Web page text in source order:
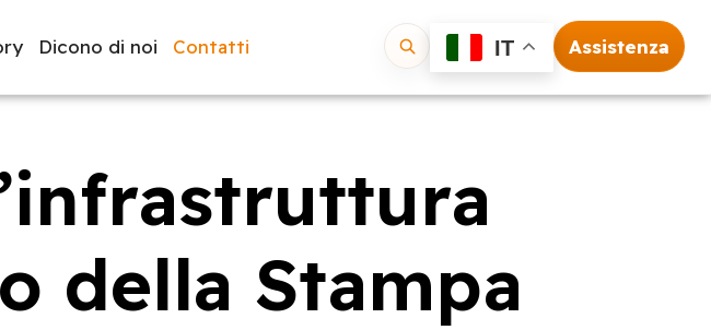
Dicono di noi Contatti IT Assistenza
della Stampa